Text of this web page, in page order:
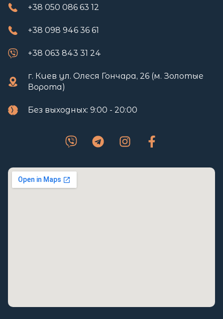
+38 050 086 63 12
+38 098 946 36 61
+38 063 843 31 24
г. Киев ул. Олеся Гончара, 26 (м. Золотые
Ворота)
Без выходных: 9:00 - 20:00